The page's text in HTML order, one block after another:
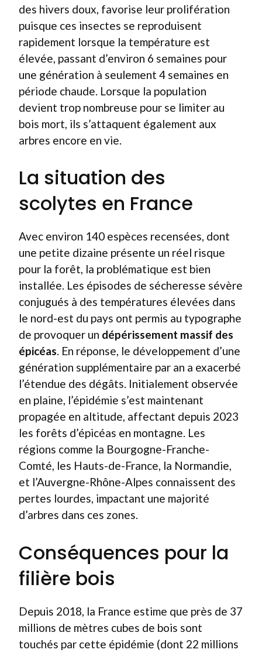
des hivers doux, favorise leur prolifération
puisque ces insectes se reproduisent
rapidement lorsque la température est
élevée, passant d’environ 6 semaines pour
une génération à seulement 4 semaines en
période chaude. Lorsque la population
devient trop nombreuse pour se limiter au
bois mort, ils s’attaquent également aux
arbres encore en vie.
La situation des
scolytes en France
Avec environ 140 espèces recensées, dont
une petite dizaine présente un réel risque
pour la forêt, la problématique est bien
installée. Les épisodes de sécheresse sévère
conjugués à des températures élevées dans
le nord-est du pays ont permis au typographe
de provoquer un dépérissement massif des
épicéas. En réponse, le développement d’une
génération supplémentaire par an a exacerbé
l’étendue des dégâts. Initialement observée
en plaine, l’épidémie s’est maintenant
propagée en altitude, affectant depuis 2023
les forêts d’épicéas en montagne. Les
régions comme la Bourgogne-Franche-
Comté, les Hauts-de-France, la Normandie,
et l’Auvergne-Rhône-Alpes connaissent des
pertes lourdes, impactant une majorité
d’arbres dans ces zones.
Conséquences pour la
filière bois
Depuis 2018, la France estime que près de 37
millions de mètres cubes de bois sont
touchés par cette épidémie (dont 22 millions